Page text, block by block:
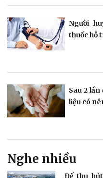
Vụ án
Tư vấn luật
Thể thao
Bóng đá
Lịch thi đấu bóng đá
Người
thuốc hỗ
Sau 2
liệu có
Nghe nhiều
Để thu